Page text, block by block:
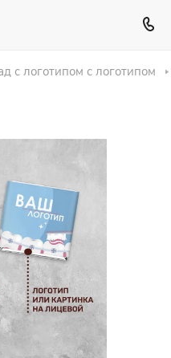
с логотипом с логотипом